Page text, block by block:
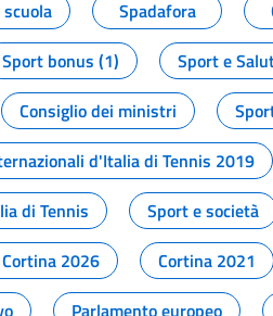
Spadafora
Sport bonus (1) Sport e
Consiglio dei ministri
d'Italia di Tennis 2019
di Tennis Sport e società
2026 Cortina 2021
Parlamento europeo